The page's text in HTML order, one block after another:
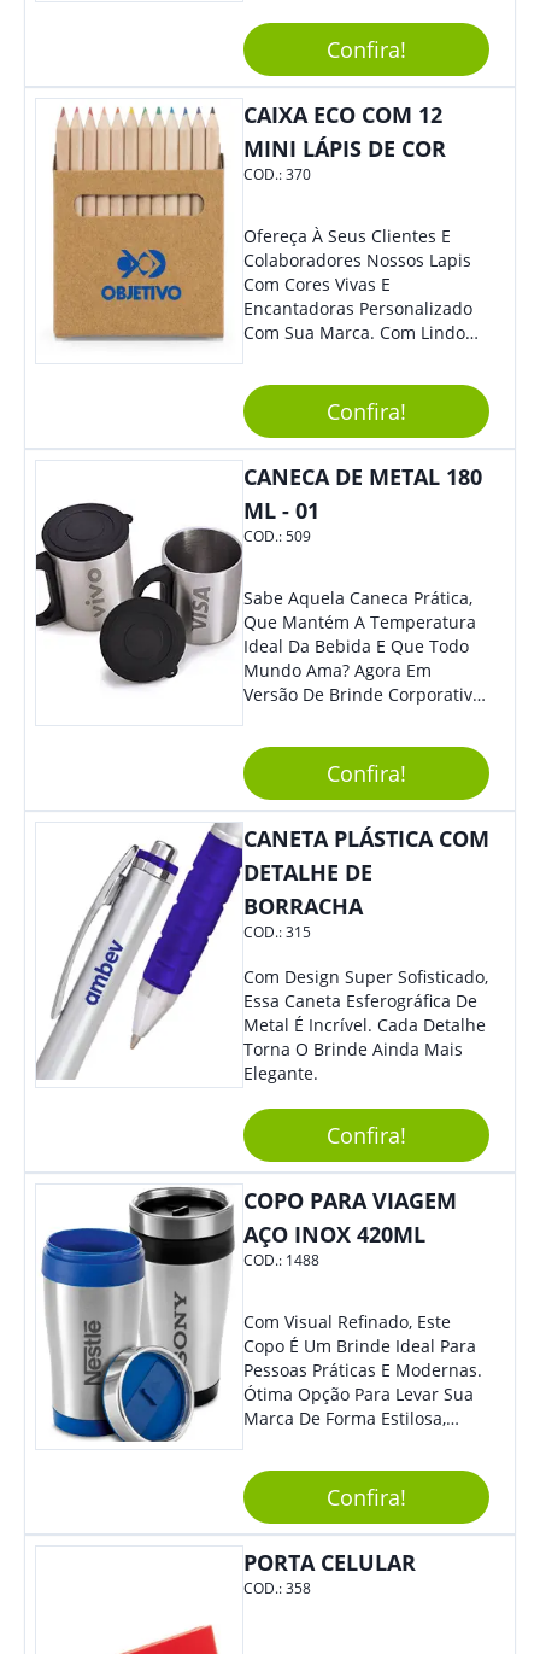
Sua Empresa Em Eventos,
Reuniões Corporativas Ou Até
Mesmo Para Presentear
Colaboradores.
Confira!
CAIXA ECO COM 12
MINI LÁPIS DE COR
COD.:370
Ofereça À Seus Clientes E
Colaboradores Nossos Lapis
Com Cores Vivas E
Encantadoras Personalizado
Com Sua Marca. Com Lindo
Para Diversas Ocasiões.
Perfeito, Não É?!
Confira!
CANECA DE METAL 180
ML - 01
COD.:509
Sabe Aquela Caneca Prática,
Que Mantém A Temperatura
Ideal Da Bebida E Que Todo
Mundo Ama? Agora Em
Versão De Brinde Corporativo
Sua Marca Com Muito Estilo E
Acrescentar Ainda Mais
Praticidade À Eventos E Feiras
De Exposição.
Confira!
CANETA PLÁSTICA COM
DETALHE DE
BORRACHA
COD.:315
Com Design Super Sofisticado,
Essa Caneta Esferográfica De
Metal É Incrível. Cada Detalhe
Torna O Brinde Ainda Mais
Elegante.
Confira!
COPO PARA VIAGEM
AÇO INOX 420ML
COD.: 1488
Com Visual Refinado, Este
Copo É Um Brinde Ideal Para
Pessoas Práticas E Modernas.
Ótima Opção Para Levar Sua
Marca De Forma Estilosa,
Empresa Em Eventos,
Reuniões Corporativas Ou Até
Mesmo Para Presentear
Colaboradores.
Confira!
PORTA CELULAR
COD.:358